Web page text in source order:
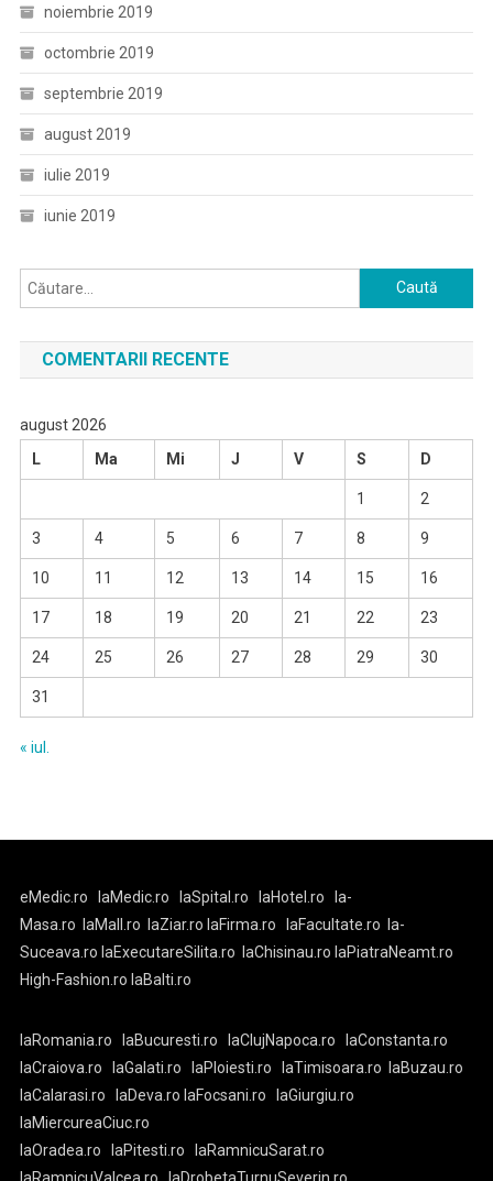
noiembrie 2019
octombrie 2019
septembrie 2019
august 2019
iulie 2019
iunie 2019
Caută
după:
COMENTARII RECENTE
august 2026
L
Ma Mi J V S D
1 2
3 4 5 6 7 8 9
10 11 12 13 14 15 16
17 18 19 20 21 22 23
24 25 26 27 28 29 30
31
« iul.
eMedic.ro laMedic.ro laSpital.ro laHotel.ro
la-
Masa.ro
laMall.ro laZiar.ro laFirma.ro laFacultate.ro
la-
Suceava.ro laExecutareSilita.ro laChisinau.ro laPiatraNeamt.ro
High-Fashion.ro laBalti.ro
laRomania.ro laBucuresti.ro laClujNapoca.ro
laConstanta.ro
laCraiova.ro
laGalati.ro laPloiesti.ro laTimisoara.ro
laBuzau.ro
laCalarasi.ro
laDeva.ro laFocsani.ro
laGiurgiu.ro
laMiercureaCiuc.ro
laOradea.ro
laPitesti.ro
laRamnicuSarat.ro